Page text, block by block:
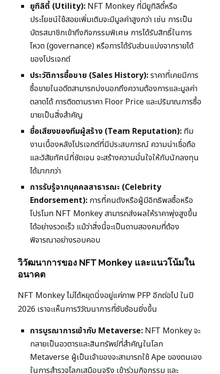
ยูทิลิตี้ (Utility): NFT Monkey ที่มียูทิลิตี้หรือ
ประโยชน์ใช้สอยเพิ่มเติมจะมีมูลค่าสูงกว่า เช่น การเป็น
บัตรสมาชิกเข้าถึงกิจกรรมพิเศษ การได้รับสิทธิ์ในการ
โหวต (governance) หรือการได้รับส่วนแบ่งจากรายได้
ของโปรเจกต์
ประวัติการซื้อขาย (Sales History):ราคาที่เคยมีการ
ซื้อขายในอดีตสามารถบ่งบอกถึงความต้องการและมูลค่า
ตลาดได้ การติดตามราคา Floor Price และปริมาณการซื้อ
ขายเป็นสิ่งสำคัญ
ชื่อเสียงของทีมผู้สร้าง (Team Reputation): ทีม
งานเบื้องหลังโปรเจกต์ที่มีประสบการณ์ ความน่าเชื่อถือ
และวิสัยทัศน์ที่ชัดเจน จะสร้างความมั่นใจให้กับนักลงทุน
ได้มากกว่า
การรับรู้จากบุคคลสาธารณะ (Celebrity
Endorsement): การที่คนดังหรือผู้มีอิทธิพลซื้อหรือ
โปรโมท NFT Monkey สามารถส่งผลให้ราคาพุ่งสูงขึ้น
ได้อย่างรวดเร็ว แม้ว่าสิ่งนี้จะเป็นดาบสองคมที่ต้อง
พิจารณาอย่างรอบคอบ
วิวัฒนาการของ NFT Monkey และแนวโน้มใน
อนาคต
NFT Monkey ไม่ได้หยุดนิ่งอยู่แค่ภาพ PFP อีกต่อไป ในปี
2026 เราจะเห็นการวิวัฒนาการที่ซับซ้อนยิ่งขึ้น
การบูรณาการเข้ากับ Metaverse: NFT Monkey จะ
กลายเป็นอวตารและสินทรัพย์ที่สำคัญในโลก
Metaverse ผู้เป็นเจ้าของจะสามารถใช้ Ape ของตนเอง
ในการสำรวจโลกเสมือนจริง เข้าร่วมกิจกรรม และ